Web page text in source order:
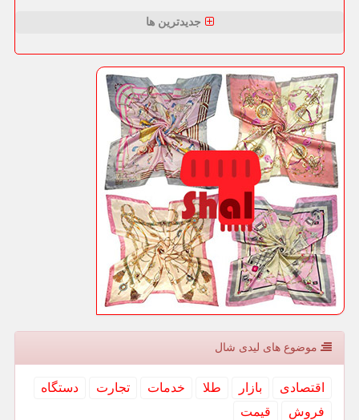
جدیدترین ها
موضوع های لیدی شال
اقتصادی بازار طلا خدمات تجارت
دستگاه
فروش
قیمت